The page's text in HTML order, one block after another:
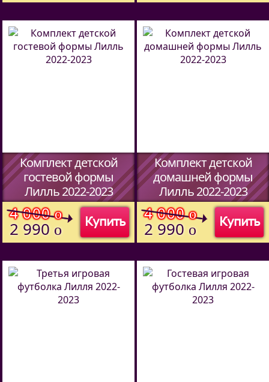
Комплект детской
гостевой формы
Лилль 2022-2023
(Код:51487094
Купить
4 000o
2 990 o
Комплект детской
домашней формы
Лилль 2022-2023
(Код:51487094
Купить
4 000o
2 990 o